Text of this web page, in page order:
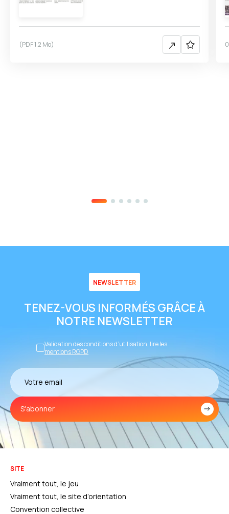
(PDF1.2 Mo)
NEWSLETTER
TENEZ-VOUS INFORMÉS GRÂCE À
NOTRE NEWSLETTER
Validation des conditions d’utilisation, lire les
mentions RGPD
S'abonner
SITE
Vraiment tout, le jeu
Vraiment tout, le site d’orientation
Convention collective